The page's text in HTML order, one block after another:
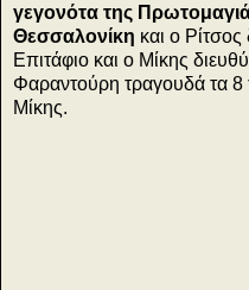
γεγονότα της
Θεσσαλονίκη και ο Ρίτσος
Επιτάφιο και ο Μίκης
Φαραντούρη τραγουδά τα 8
Μίκης.